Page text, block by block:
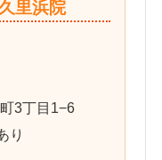
里浜院
3丁目1−6
り